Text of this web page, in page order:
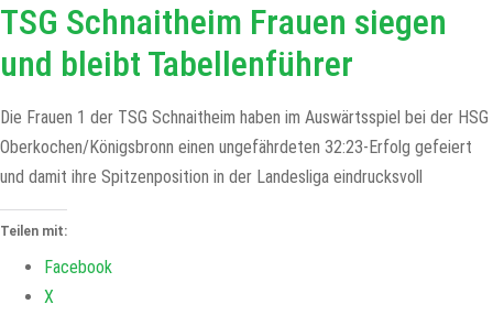
TSG Schnaitheim Frauen siegen
und bleibt Tabellenführer
Die Frauen 1 der TSG Schnaitheim haben im Auswärtsspiel bei der HSG
Oberkochen/Königsbronn einen ungefährdeten 32:23-Erfolg gefeiert
und damit ihre Spitzenposition in der Landesliga eindrucksvoll
Teilen mit:
Facebook
X